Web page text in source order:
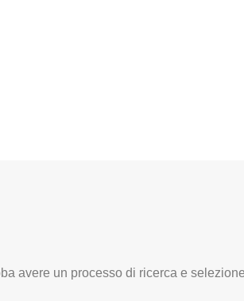
avere un processo di ricerca e